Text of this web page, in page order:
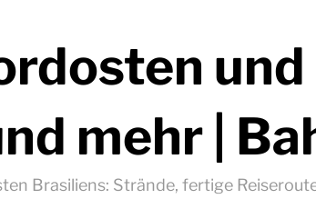
mehr |
Brasiliens: Strände, fertige